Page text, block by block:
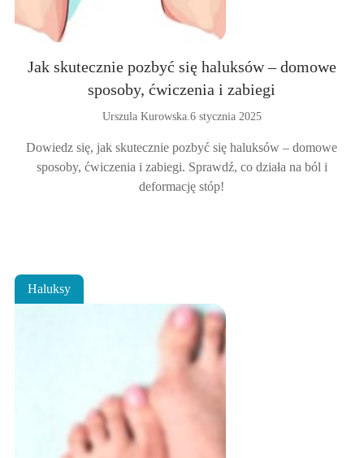
Jak skutecznie pozbyć się haluksów – domowe
sposoby, ćwiczenia i zabiegi
Urszula Kurowska.6 stycznia 2025
Dowiedz się, jak skutecznie pozbyć się haluksów – domowe
sposoby, ćwiczenia i zabiegi. Sprawdź, co działa na ból i
deformację stóp!
Haluksy